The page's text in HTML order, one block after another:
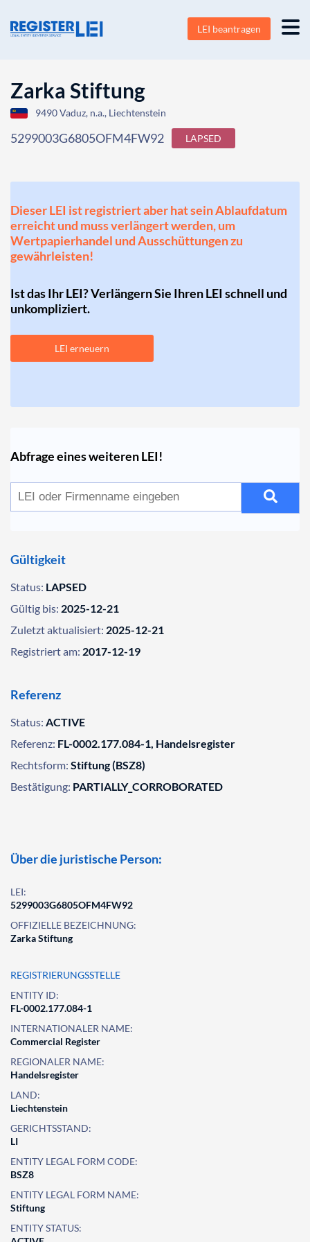
LEI beantragen
Zarka Stiftung
9490 Vaduz, n.a., Liechtenstein
5299003G6805OFM4FW92 LAPSED
Dieser LEI ist registriert aber hat sein Ablaufdatum
erreicht und muss verlängert werden, um
Wertpapierhandel und Ausschüttungen zu
gewährleisten!
Ist das Ihr LEI? Verlängern Sie Ihren LEI schnell und
unkompliziert.
LEI erneuern
Abfrage eines weiteren LEI!
Gültigkeit
Status: LAPSED
Gültig bis: 2025-12-21
Zuletzt aktualisiert: 2025-12-21
Registriert am: 2017-12-19
Referenz
Status: ACTIVE
Referenz: FL-0002.177.084-1, Handelsregister
Rechtsform: Stiftung (BSZ8)
Bestätigung: PARTIALLY_CORROBORATED
Über die juristische Person:
LEI:
5299003G6805OFM4FW92
OFFIZIELLE BEZEICHNUNG:
Zarka Stiftung
REGISTRIERUNGSSTELLE
ENTITY ID:
FL-0002.177.084-1
INTERNATIONALER NAME:
Commercial Register
REGIONALER NAME:
Handelsregister
LAND:
Liechtenstein
GERICHTSSTAND:
LI
ENTITY LEGAL FORM CODE:
BSZ8
ENTITY LEGAL FORM NAME:
Stiftung
ENTITY STATUS: